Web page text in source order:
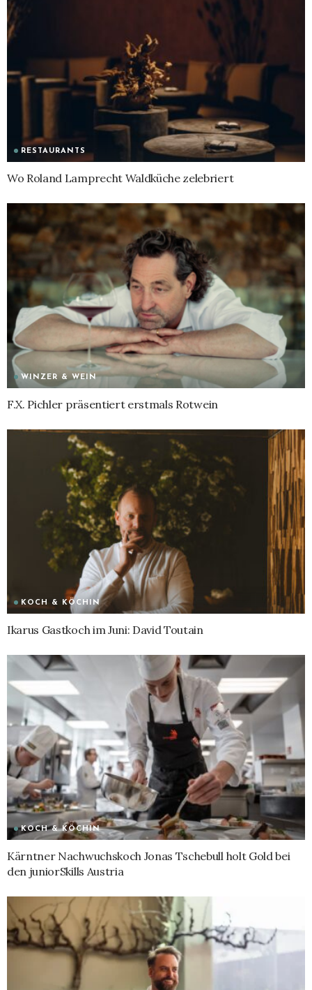
RESTAURANTS
Wo Roland Lamprecht Waldküche zelebriert
WINZER & WEIN
F.X. Pichler präsentiert erstmals Rotwein
KOCH & KÖCHIN
Ikarus Gastkoch im Juni: David Toutain
KOCH & KÖCHIN
Kärntner Nachwuchskoch Jonas Tschebull holt Gold bei
den juniorSkills Austria